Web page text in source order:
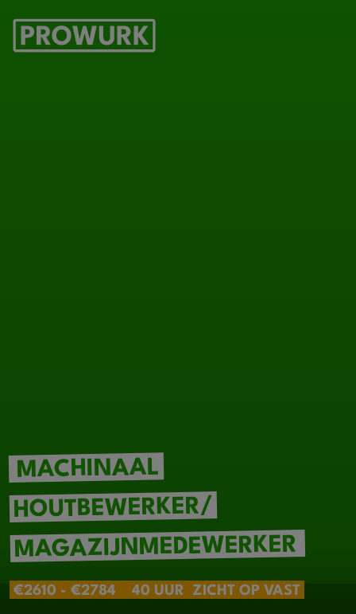
MACHINAAL
HOUTBEWERKER/
MAGAZIJNMEDEWERKER
€2610 - €2784 40 UUR ZICHT OP VAST